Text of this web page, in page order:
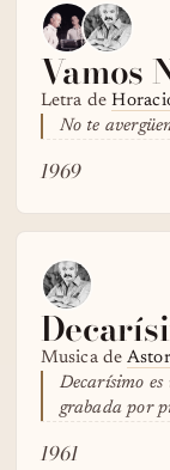
Vamos
Letra de
No te
1969
Musica de
Decarísimo
grabada por
1961